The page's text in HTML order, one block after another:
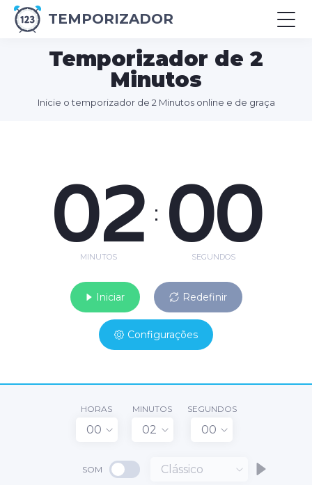
TEMPORIZADOR
Temporizador de 2
Minutos
Inicie o temporizador de 2 Minutos online e de graça
02
MINUTOS
: 00
SEGUNDOS
Iniciar Redefinir
Configurações
HORAS
00
MINUTOS
02
SEGUNDOS
00
SOM Clássico